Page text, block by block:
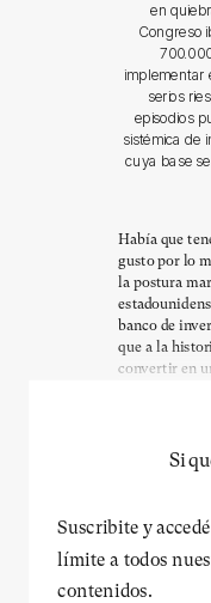
en
Congreso
implementar
serios
episodios
sistémica de
cuya base
Había que
gusto por lo
la postura
banco de
que a la
convertir en
Si
Suscribite y
límite a todos
contenidos.